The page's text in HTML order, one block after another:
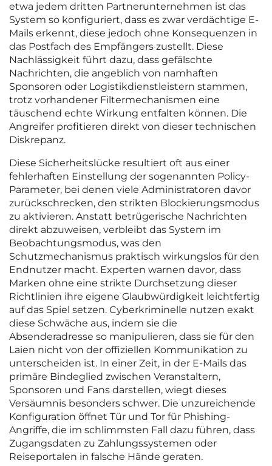
etwa jedem dritten Partnerunternehmen ist das
System so konfiguriert, dass es zwar verdächtige E-
Mails erkennt, diese jedoch ohne Konsequenzen in
das Postfach des Empfängers zustellt. Diese
Nachlässigkeit führt dazu, dass gefälschte
Nachrichten, die angeblich von namhaften
Sponsoren oder Logistikdienstleistern stammen,
trotz vorhandener Filtermechanismen eine
täuschend echte Wirkung entfalten können. Die
Angreifer profitieren direkt von dieser technischen
Diskrepanz.
Diese Sicherheitslücke resultiert oft aus einer
fehlerhaften Einstellung der sogenannten Policy-
Parameter, bei denen viele Administratoren davor
zurückschrecken, den strikten Blockierungsmodus
zu aktivieren. Anstatt betrügerische Nachrichten
direkt abzuweisen, verbleibt das System im
Beobachtungsmodus, was den
Schutzmechanismus praktisch wirkungslos für den
Endnutzer macht. Experten warnen davor, dass
Marken ohne eine strikte Durchsetzung dieser
Richtlinien ihre eigene Glaubwürdigkeit leichtfertig
auf das Spiel setzen. Cyberkriminelle nutzen exakt
diese Schwäche aus, indem sie die
Absenderadresse so manipulieren, dass sie für den
Laien nicht von der offiziellen Kommunikation zu
unterscheiden ist. In einer Zeit, in der E-Mails das
primäre Bindeglied zwischen Veranstaltern,
Sponsoren und Fans darstellen, wiegt dieses
Versäumnis besonders schwer. Die unzureichende
Konfiguration öffnet Tür und Tor für Phishing-
Angriffe, die im schlimmsten Fall dazu führen, dass
Zugangsdaten zu Zahlungssystemen oder
Reiseportalen in falsche Hände geraten.